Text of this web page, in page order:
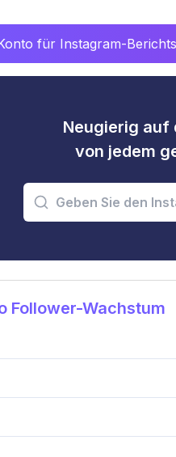
für Instagram-
Neugierig auf
von jedem
Follower-Wachstum